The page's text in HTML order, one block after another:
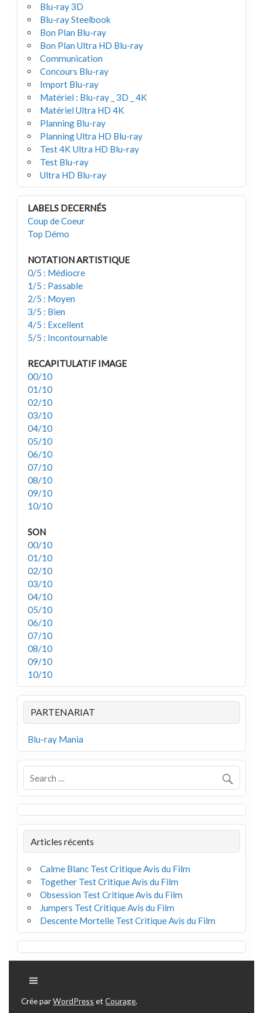
Blu-ray 3D
Blu-ray Steelbook
Bon Plan Blu-ray
Bon Plan Ultra HD Blu-ray
Communication
Concours Blu-ray
Import Blu-ray
Matériel : Blu-ray _ 3D _ 4K
Matériel Ultra HD 4K
Planning Blu-ray
Planning Ultra HD Blu-ray
Test 4K Ultra HD Blu-ray
Test Blu-ray
Ultra HD Blu-ray
LABELS DECERNÉS
Coup de Coeur
Top Démo
NOTATION ARTISTIQUE
0/5 : Médiocre
1/5 : Passable
2/5 : Moyen
3/5 : Bien
4/5 : Excellent
5/5 : Incontournable
RECAPITULATIF IMAGE
00/10
01/10
02/10
03/10
04/10
05/10
06/10
07/10
08/10
09/10
10/10
SON
00/10
01/10
02/10
03/10
04/10
05/10
06/10
07/10
08/10
09/10
10/10
PARTENARIAT
Blu-ray Mania
Articles récents
Calme Blanc Test Critique Avis du Film
Together Test Critique Avis du Film
Obsession Test Critique Avis du Film
Jumpers Test Critique Avis du Film
Descente Mortelle Test Critique Avis du Film
Crée parWordPress etCourage.